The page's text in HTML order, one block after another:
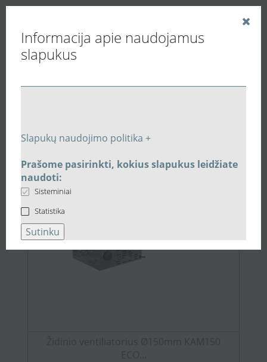
Informacija apie naudojamus
slapukus
Slapukų naudojimo politika +
Prašome pasirinkti, kokius slapukus leidžiate
naudoti:
Sisteminiai
Statistika
Sutinku
Vedinu.LT
208,60 €
Židinio ventiliatorius Ø150mm KAM150
ECO...